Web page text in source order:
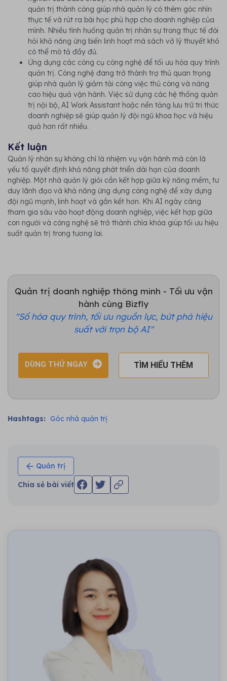
quản trị thành công giúp nhà quản lý có thêm góc nhìn
thực tế và rút ra bài học phù hợp cho doanh nghiệp của
mình. Nhiều tình huống quản trị nhân sự trong thực tế đòi
hỏi khả năng ứng biến linh hoạt mà sách vở lý thuyết khó
có thể mô tả đầy đủ.
Ứng dụng các công cụ công nghệ để tối ưu hóa quy trình
quản trị. Công nghệ đang trở thành trợ thủ quan trọng
giúp nhà quản lý giảm tải công việc thủ công và nâng
cao hiệu quả vận hành. Việc sử dụng các hệ thống quản
trị nội bộ, AI Work Assistant hoặc nền tảng lưu trữ tri thức
doanh nghiệp sẽ giúp quản lý đội ngũ khoa học và hiệu
quả hơn rất nhiều.
Kết luận
Quản lý nhân sự không chỉ là nhiệm vụ vận hành mà còn là
yếu tố quyết định khả năng phát triển dài hạn của doanh
nghiệp. Một nhà quản lý giỏi cần kết hợp giữa kỹ năng mềm, tư
duy lãnh đạo và khả năng ứng dụng công nghệ để xây dựng
đội ngũ mạnh, linh hoạt và gắn kết hơn. Khi AI ngày càng
tham gia sâu vào hoạt động doanh nghiệp, việc kết hợp giữa
con người và công nghệ sẽ trở thành chìa khóa giúp tối ưu hiệu
suất quản trị trong tương lai.
Quản trị doanh nghiệp thông minh - Tối ưu vận
hành cùng Bizfly
"Số hóa quy trình, tối ưu nguồn lực, bứt phá hiệu
suất với trọn bộ AI"
DÙNG THỬ NGAY TÌM HIỂU THÊM
Hashtags: Góc nhà quản trị
Quản trị
Chia sẻ bài viết